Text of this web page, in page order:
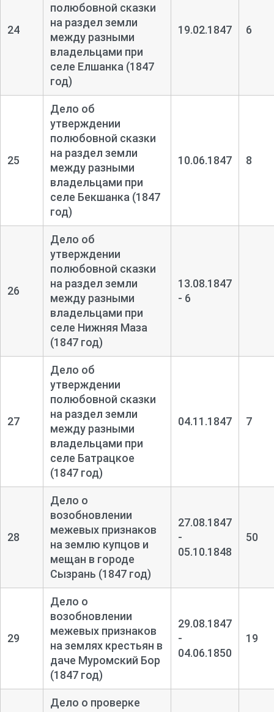
24
полюбовной сказки
на раздел земли
между разными
владельцами при
селе Елшанка (1847
год)
19.02.1847 6
25
Дело об
утверждении
полюбовной сказки
на раздел земли
между разными
владельцами при
селе Бекшанка (1847
год)
10.06.1847 8
26
Дело об
утверждении
полюбовной сказки
на раздел земли
между разными
владельцами при
селе Нижняя Маза
(1847 год)
13.08.1847
- 6
27
Дело об
утверждении
полюбовной сказки
на раздел земли
между разными
владельцами при
селе Батрацкое
(1847 год)
04.11.1847 7
28
Дело о
возобновлении
межевых признаков
на землю купцов и
мещан в городе
Сызрань (1847 год)
27.08.1847
-
05.10.1848
50
29
Дело о
возобновлении
межевых признаков
на землях крестьян в
даче Муромский Бор
(1847 год)
29.08.1847
-
04.06.1850
19
Дело о проверке